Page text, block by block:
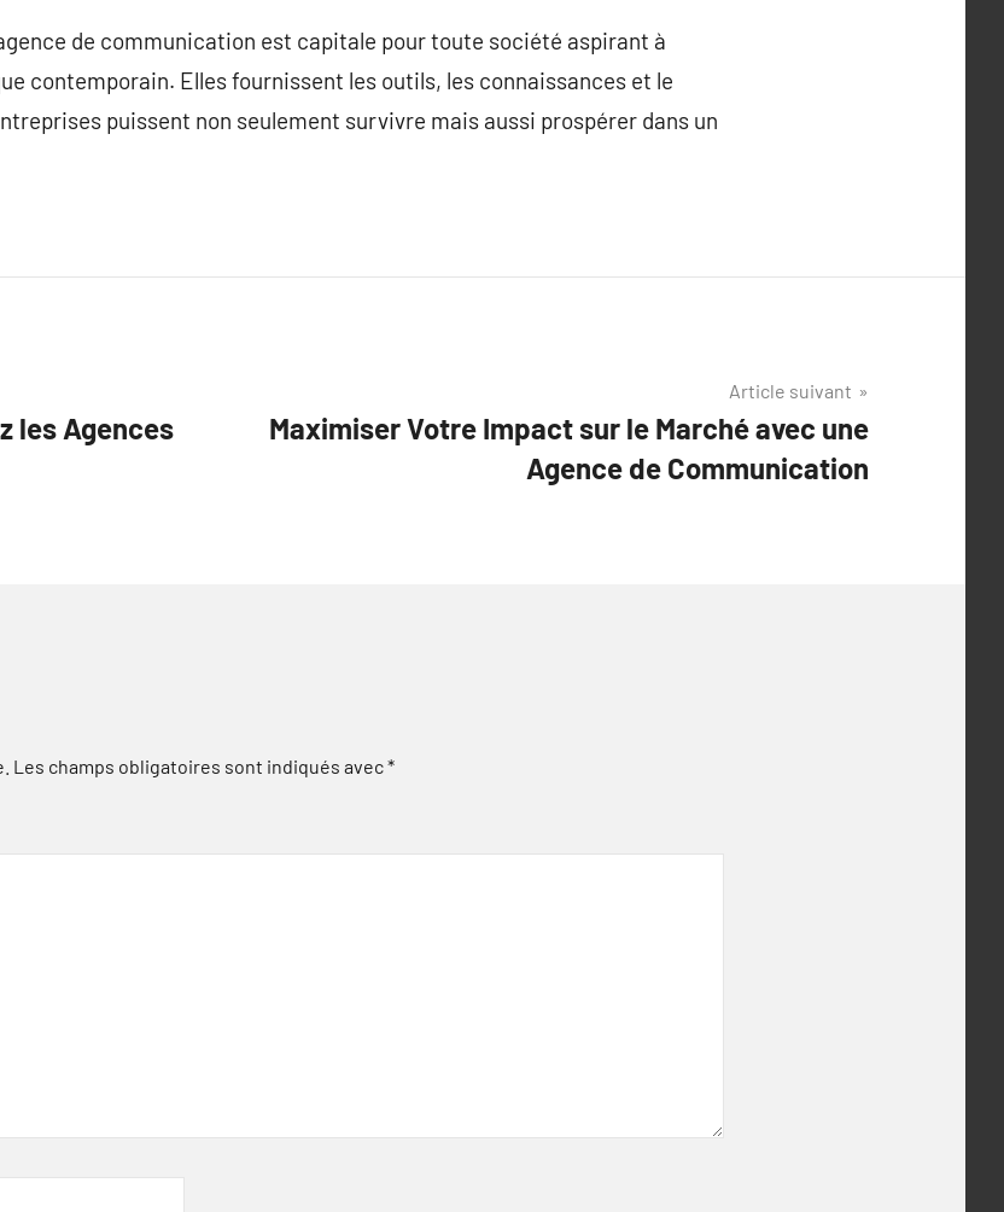
de communication est capitale pour toute société aspirant à
contemporain. Elles fournissent les outils, les connaissances et le
puissent non seulement survivre mais aussi prospérer dans un
les Agences
Article suivant
Maximiser Votre Impact sur le Marché avec une
Agence de Communication
Les champs obligatoires sont indiqués avec*